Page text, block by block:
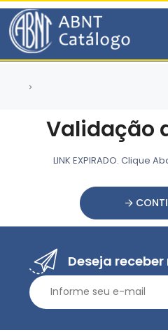
Validação
LINK EXPIRADO. Clique
Deseja